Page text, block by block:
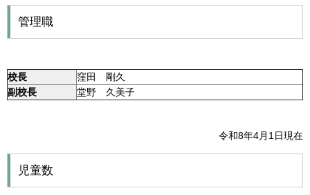
管理職
校長
窪田 剛久
副校長
堂野 久美子
令和8年4月1日現在
児童数